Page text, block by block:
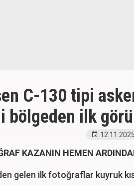
C-130 tipi
bölgeden ilk
12.11.2025
KAZANIN HEMEN
gelen ilk fotoğraflar kuyruk